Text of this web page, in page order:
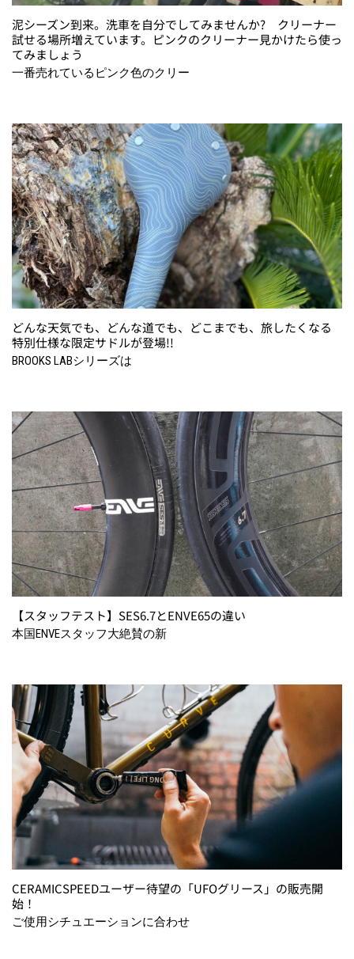
泥シーズン到来。洗車を自分でしてみませんか? クリーナー
試せる場所増えています。ピンクのクリーナー見かけたら使っ
てみましょう
一番売れているピンク色のクリー
どんな天気でも、どんな道でも、どこまでも、旅したくなる
特別仕様な限定サドルが登場!!
BROOKS LABシリーズは
【スタッフテスト】SES6.7とENVE65の違い
本国ENVEスタッフ大絶賛の新
CERAMICSPEEDユーザー待望の「UFOグリース」の販売開
始！
ご使用シチュエーションに合わせ